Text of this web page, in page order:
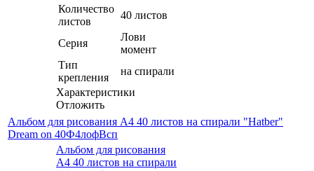
Количество
листов
40 листов
Серия
Лови
момент
Тип
крепления
на спирали
Характеристики
Отложить
Альбом для рисования А4 40 листов на спирали "Hatber"
Dream on 40Ф4лофВсп
Альбом для рисования
А4 40 листов на спирали